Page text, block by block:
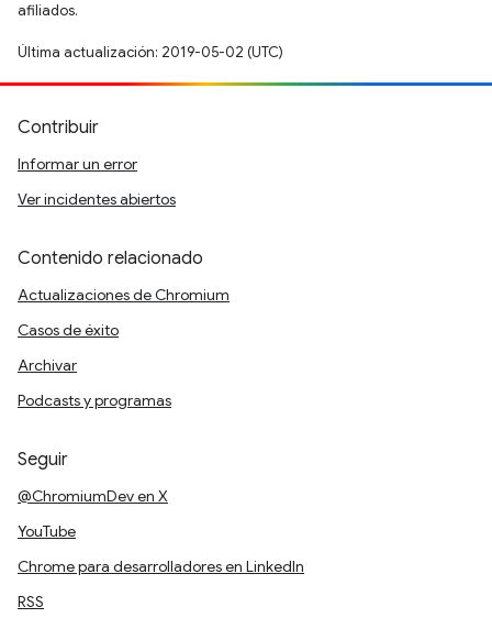
afiliados.
Última actualización: 2019-05-02 (UTC)
Contribuir
Informar un error
Ver incidentes abiertos
Contenido relacionado
Actualizaciones de Chromium
Casos de éxito
Archivar
Podcasts y programas
Seguir
@ChromiumDev en X
YouTube
Chrome para desarrolladores en LinkedIn
RSS